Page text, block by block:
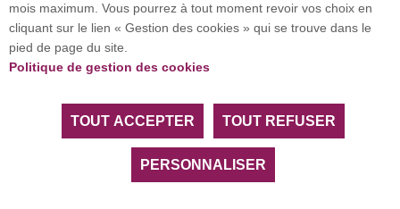
L’Université Paris-Saclay coordonne l'Alliance
européenne EUGLOH et est membre des réseaux
européens et internationaux CESAER, EUA, EUF,
Tous droits réservés Université Paris-Saclay
Accessibilité :partiellement conforme
mois maximum. Vous pourrez à tout moment revoir vos choix en
cliquant sur le lien « Gestion des cookies » qui se trouve dans le
pied de page du site.
Politique de gestion des cookies
TOUT ACCEPTER TOUT REFUSER
PERSONNALISER